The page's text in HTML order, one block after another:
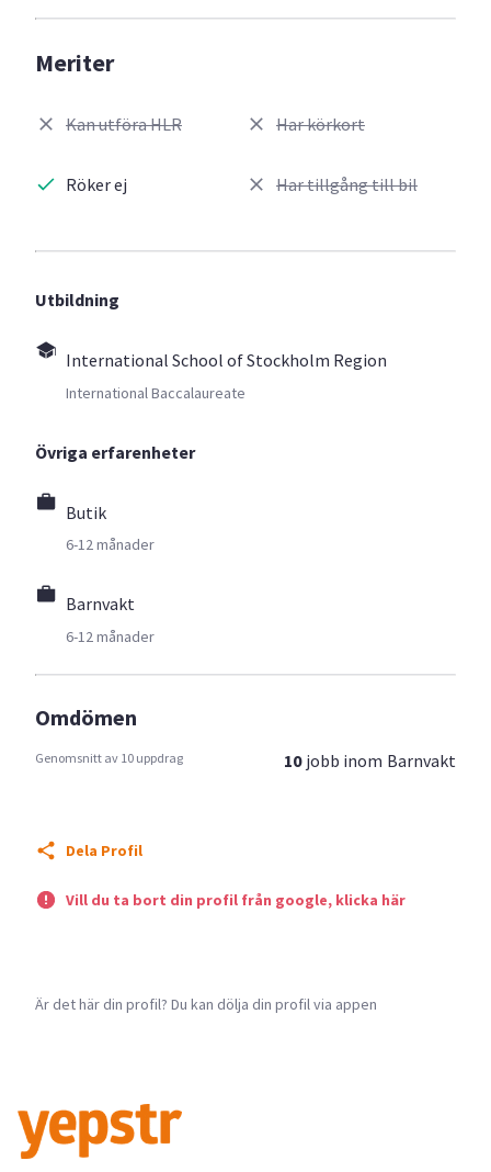
Meriter
Kan utföra HLR
Röker ej
Har körkort
Har tillgång till bil
Utbildning
International School of Stockholm Region
International Baccalaureate
Övriga erfarenheter
Butik
6-12 månader
Barnvakt
6-12 månader
Omdömen
Genomsnitt av 10 uppdrag 10 jobb inom Barnvakt
Dela Profil
Vill du ta bort din profil från google, klicka här
Är det här din profil? Du kan dölja din profil via appen